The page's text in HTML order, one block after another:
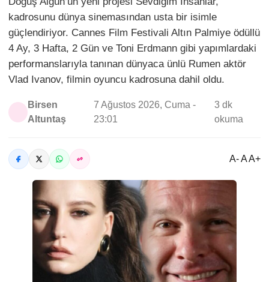
kadrosunu dünya sinemasından usta bir isimle
güçlendiriyor. Cannes Film Festivali Altın Palmiye ödüllü
4 Ay, 3 Hafta, 2 Gün ve Toni Erdmann gibi yapımlardaki
performanslarıyla tanınan dünyaca ünlü Rumen aktör
Vlad Ivanov, filmin oyuncu kadrosuna dahil oldu.
Birsen
Altuntaş
7 Ağustos 2026, Cuma -
23:01
3 dk
okuma
A- A A+